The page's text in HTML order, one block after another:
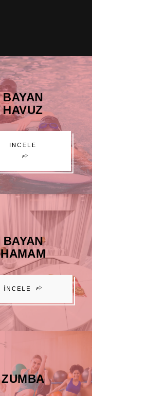
BAYAN
HAVUZ
İNCELE
BAYAN
HAMAM
İNCELE
ZUMBA